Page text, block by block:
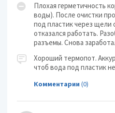
Плохая герметичность
воды). После очистки
под пластик через щели
отказался работать.
разъемы. Снова
Хороший термопот.
чтоб вода под пластик
Комментарии (0)